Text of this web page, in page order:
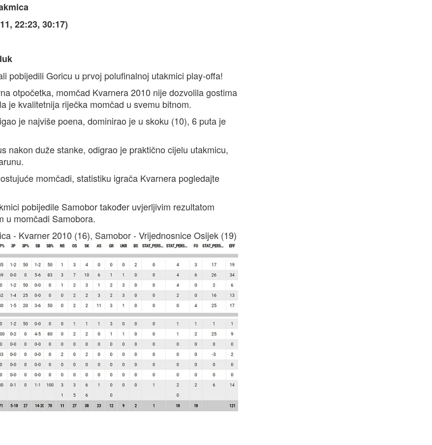
22:23, 30:17)
pobijedili Goricu u prvoj polufinalnoj utakmici play-offa!
otpočetka, momčad Kvarnera 2010 nije dozvolila gostima
je kvalitetnija riječka momčad u svemu bitnom.
je najviše poena, dominirao je u skoku (10), 6 puta je
nakon duže stanke, odigrao je praktično cijelu utakmicu,
momčadi, statistiku igrača Kvarnera pogledajte
pobijedile Samobor također uvjerljivim rezultatom
u momčadi Samobora.
- Kvarner 2010 (16), Samobor - Vrijednosnice Osijek (19)